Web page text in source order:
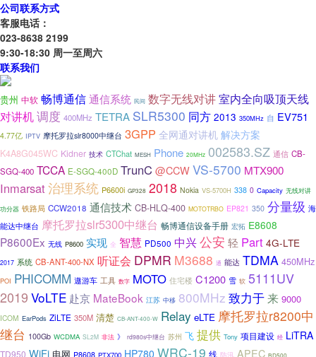
公司联系方式
客服电话：
023-8638 2199
9:30-18:30 周一至周六
联系我们
贵州 中软 畅博通信通信系统 民间 数字无线对讲室内全向吸顶天线
对讲机调度 400MHz TETRA SLR5300 同方 2013 350MHz 自 EV751
4.77亿 IPTV 摩托罗拉slr8000中继台 3GPP 全网通对讲机 解决方案
K4A8G045WC Kidner 技术 CTChat MESH Phone 20MHz 002583.SZ 通信 CB-
SGQ-400 TCCA E-SGQ-400D TrunC @CCWVS-5700 MTX900
Inmarsat治理系统 P6600i GP328 2018 Nokia VS-5700H 338 0 Capacity 无线对讲
功分器 铁路局 CCW2018 通信技术 CB-HLQ-400 MOTOTRBO EP821 350 分量级 海
能达中继台 摩托罗拉slr5300中继台 畅博通信设备手册 宏拓 E8608
P8600Ex 无线 P8600 实现 全 智慧 PD500 中兴公安 轻 Part 4G-LTE
2017 系统 CB-ANT-400-NX 听证会 DPMR M3688 通 能达 TDMA 450MHz
POI PHICOMM 遨游车 工具 数字 MOTO 住宅楼 C1200 雪 软 5111UV
2019 VoLTE 赴京 MateBook 江苏 中移 800MHz 致力于来 9000
ICOM EarPods ZiLTE 350M 清楚 CB-ANT-400-W Relay eLTE 摩托罗拉r8200中
继台 100Gb WCDMA SL2M 非法 》 rd980s中继台 苏州 飞 提供 Tony 项目建设 经 LiTRA
TD950 WiFi 电网 P8608 PTX700 HP780 WRC-19 线 防汛 APEC BD500